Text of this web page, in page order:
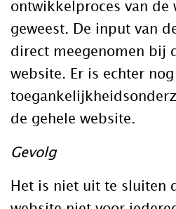
ontwikkelproces van de
geweest. De input van
direct meegenomen bij
website. Er is echter nog
de gehele website.
Gevolg
Het is niet uit te sluiten